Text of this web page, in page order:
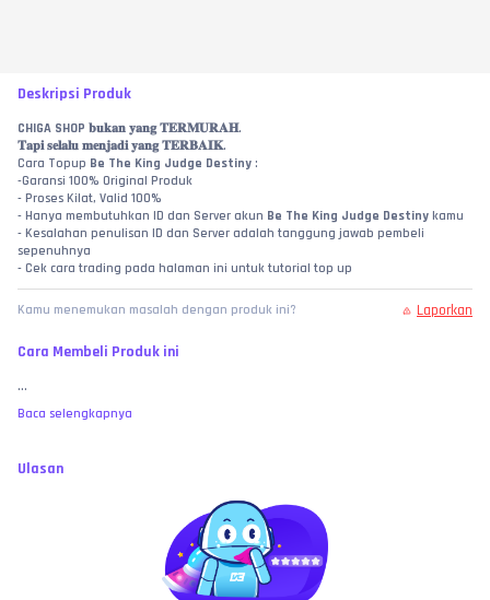
Deskripsi Produk
CHIGA SHOP 𝐛𝐮𝐤𝐚𝐧 𝐲𝐚𝐧𝐠 𝐓𝐄𝐑𝐌𝐔𝐑𝐀𝐇.
𝐓𝐚𝐩𝐢 𝐬𝐞𝐥𝐚𝐥𝐮 𝐦𝐞𝐧𝐣𝐚𝐝𝐢 𝐲𝐚𝐧𝐠 𝐓𝐄𝐑𝐁𝐀𝐈𝐊.
Cara Topup Be The King Judge Destiny :
-Garansi 100% Original Produk
- Proses Kilat, Valid 100%
- Hanya membutuhkan ID dan Server akun Be The King Judge Destiny kamu
- Kesalahan penulisan ID dan Server adalah tanggung jawab pembeli
sepenuhnya
- Cek cara trading pada halaman ini untuk tutorial top up
Kamu menemukan masalah dengan produk ini? Laporkan
Cara Membeli Produk ini
...
Baca selengkapnya
Ulasan